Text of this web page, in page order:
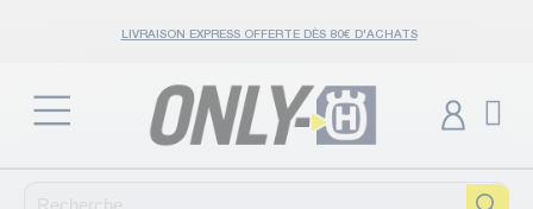
LIVRAISON EXPRESS OFFERTE DÈS 80€ D'ACHATS